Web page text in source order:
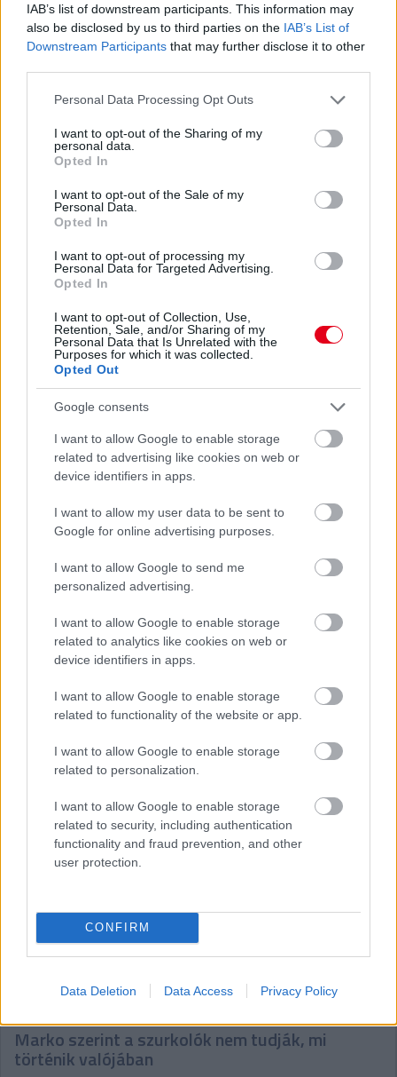
IAB’s list of downstream participants. This information may
also be disclosed by us to third parties on the IAB’s List of
Downstream Participants that may further disclose it to other
Please note that this website/app uses one or more Google
not limited to your visit or usage behaviour. You may click to
grant or deny consent to Google and its third-party tags to
use your data for below specified purposes in below Google
consent section.
Personal Data Processing Opt Outs
I want to opt-out of the Sharing of my
personal data.
Opted In
I want to opt-out of the Sale of my
Personal Data.
Opted In
I want to opt-out of processing my
Personal Data for Targeted Advertising.
Opted In
I want to opt-out of Collection, Use,
Retention, Sale, and/or Sharing of my
Personal Data that Is Unrelated with the
Purposes for which it was collected.
Opted Out
Google consents
I want to allow Google to enable storage
related to advertising like cookies on web or
device identifiers in apps.
I want to allow my user data to be sent to
Google for online advertising purposes.
I want to allow Google to send me
personalized advertising.
I want to allow Google to enable storage
related to analytics like cookies on web or
device identifiers in apps.
I want to allow Google to enable storage
related to functionality of the website or app.
I want to allow Google to enable storage
related to personalization.
I want to allow Google to enable storage
related to security, including authentication
functionality and fraud prevention, and other
user protection.
CONFIRM
Data Deletion Data Access Privacy Policy
Balogh Tamás
4 napja
Nem tud úrrá lenni a fékproblémákon a Cadillac
Hiába hoztak az F1-es Magyar Nagydíjra fejlesztést is hozzá,
továbbra is szenvednek a fékhűtési problémáktól a Cadillacnél –
ismerte el Valtteri Bottas. A gond a leglátványosabban
Spielbergben ütötte fel a fejét, amikor mindkét autó kiesett
emiatt az első körökben. Ezért a Formula-1 új csapata a
Hungaroringre már új fékhűtő csatornával készült, de a
kanyarokkal tűzdelt mogyoródi pálya és a hőség ismét előhozta
a problémát, így Bottas kiállni kényszerült.
A finn elismerte: a Magyar Nagydíjon bebizonyosodott, hogy
újítás ide vagy oda, nagyobb légáramlásra van szükség a
fékeknél, még ha extrém is volt a helyszín meg a hőmérséklet.
Bottas a konkrét gondokat is részletezte a Crash.net hasábjain:
„A fékek egyszerűen túlmelegednek, és eljutunk arra a pontra,
amikor belül minden elkezd égni. És ez nyilván mindent
tönkretesz. Tulajdonképpen a bevezető körömben teljesen
elszálltak a fékek, mert szerintem a fékvezetékek elégtek. Ezért
kellett a bokszbejárati fal mellett megállnom az autóval.”
Gellérfi Gergő
Marko szerint a szurkolók nem tudják, mi
történik valójában